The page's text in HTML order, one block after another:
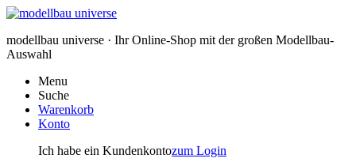
modellbau universe · Ihr Online-Shop mit der großen Modellbau-
Auswahl
Menu
Suche
Warenkorb
Konto
Ich habe ein Kundenkontozum Login